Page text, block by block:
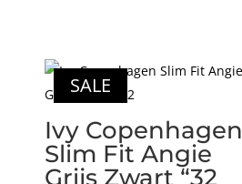
SALE
Ivy Copenhagen
Slim Fit Angie
Grijs Zwart “32